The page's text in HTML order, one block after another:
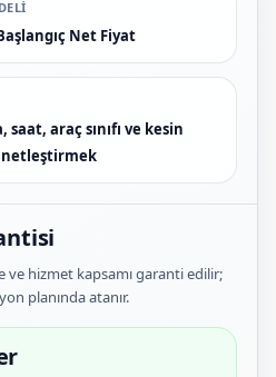
Net Fiyat
araç sınıfı ve kesin
netleştirmek
ve hizmet kapsamı garanti edilir;
planında atanır.